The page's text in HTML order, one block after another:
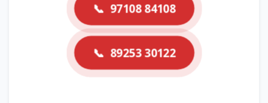
📞 97108 84108
📞 89253 30122